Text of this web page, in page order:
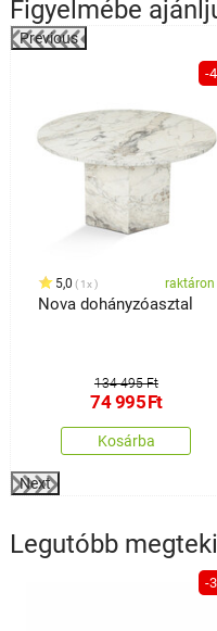
Figyelmébe
Previous
-
5,0 1x raktáron
Nova dohányzóasztal
134 495 Ft
74 995Ft
Kosárba
Next
Legutóbb
-